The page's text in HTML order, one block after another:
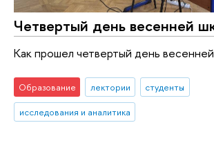
Четвертый день весенней
Как прошел четвертый день
Образование лектории
студенты
исследования и аналитика